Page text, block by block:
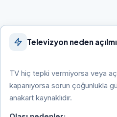
Televizyon neden
TV hiç tepki vermiyorsa veya
kapanıyorsa sorun çoğunlukla
anakart kaynaklıdır.